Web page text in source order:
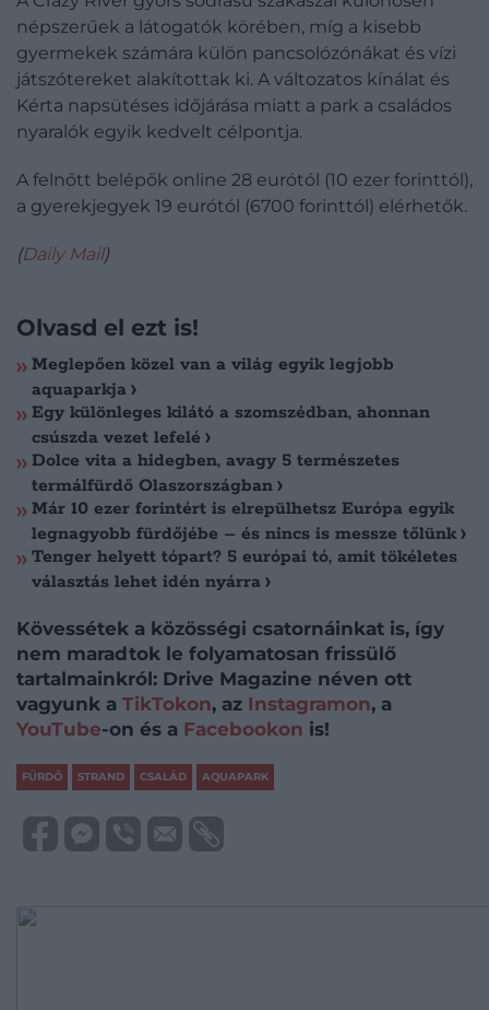
népszerűek a látogatók körében, míg a kisebb
gyermekek számára külön pancsolózónákat és vízi
játszótereket alakítottak ki. A változatos kínálat és
Kérta napsütéses időjárása miatt a park a családos
nyaralók egyik kedvelt célpontja.
A felnőtt belépők online 28 eurótól (10 ezer forinttól),
a gyerekjegyek 19 eurótól (6700 forinttól) elérhetők.
(Daily Mail)
Olvasd el ezt is!
Meglepően közel van a világ egyik legjobb
aquaparkja
Egy különleges kilátó a szomszédban, ahonnan
csúszda vezet lefelé
Dolce vita a hidegben, avagy 5 természetes
termálfürdő Olaszországban
Már 10 ezer forintért is elrepülhetsz Európa egyik
legnagyobb fürdőjébe – és nincs is messze tőlünk
Tenger helyett tópart? 5 európai tó, amit tökéletes
választás lehet idén nyárra
Kövessétek a közösségi csatornáinkat is, így
nem maradtok le folyamatosan frissülő
tartalmainkról: Drive Magazine néven ott
vagyunk a TikTokon, az Instagramon, a
YouTube-on és a Facebookon is!
FÜRDŐ STRAND CSALÁD AQUAPARK